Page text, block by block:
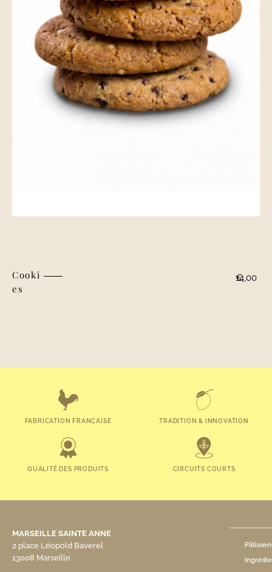
Cooki
es
14,00
€
FABRICATION FRANÇAISE TRADITION & INNOVATION
QUALITÉ DES PRODUITS CIRCUITS COURTS
MARSEILLE SAINTE ANNE
2 place Léopold Baverel
13008 Marseille